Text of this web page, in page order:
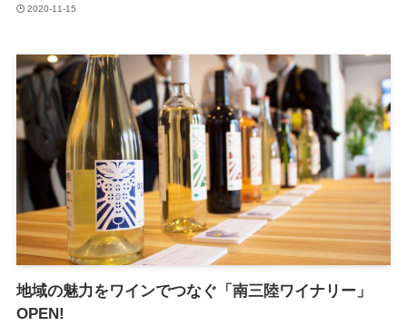
2020-11-15
地域の魅力をワインでつなぐ「南三陸ワイナリー」
OPEN!